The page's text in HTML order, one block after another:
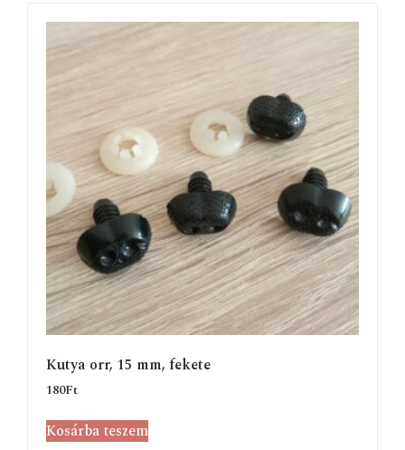
Kutya orr, 15 mm, fekete
180Ft
Kosárba teszem